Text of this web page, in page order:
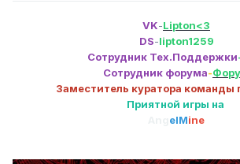
VK-Lipton<3
DS-lipton1259
Сотрудник Тех.Поддержки
Сотрудник форума-
Заместитель куратора команды
Приятной игры на
elMine